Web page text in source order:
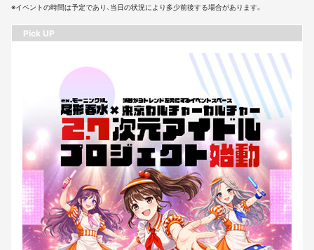
※イベントの時間は予定であり、当日の状況により多少前後する場合があります。
Pick UP